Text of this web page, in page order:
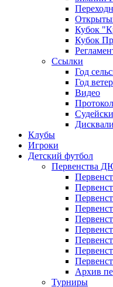
Кубок
Кубок
Ссылки
Год
Год
Видео
Клубы
Игроки
Детский футбол
Первенства
Архив
Турниры